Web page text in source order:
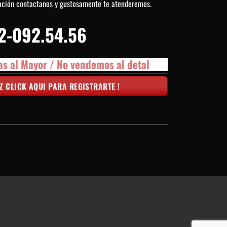
contactanos y gustosamente te atenderemos.
092.54.56
al Mayor / No vendemos al detal
CLICK AQUI PARA REGISTRARTE !